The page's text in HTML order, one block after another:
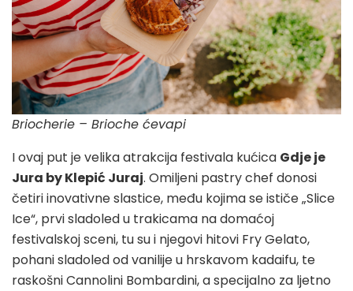
Briocherie – Brioche ćevapi
I ovaj put je velika atrakcija festivala kućica Gdje je
Jura by Klepić Juraj. Omiljeni pastry chef donosi
četiri inovativne slastice, među kojima se ističe „Slice
Ice“, prvi sladoled u trakicama na domaćoj
festivalskoj sceni, tu su i njegovi hitovi Fry Gelato,
pohani sladoled od vanilije u hrskavom kadaifu, te
raskošni Cannolini Bombardini, a specijalno za ljetno